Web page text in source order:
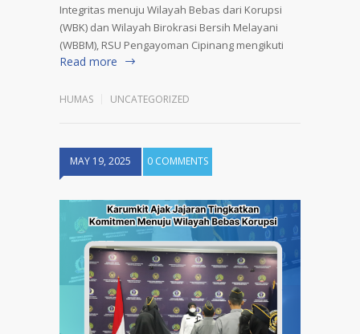
Integritas menuju Wilayah Bebas dari Korupsi
(WBK) dan Wilayah Birokrasi Bersih Melayani
(WBBM), RSU Pengayoman Cipinang mengikuti
Read more
HUMAS UNCATEGORIZED
MAY 19, 2025 0 COMMENTS